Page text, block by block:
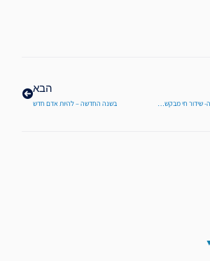
בְּמוֹצָאֵי מְנוּחָה קִדַּמְנוּךָ תְּחִלָּה- שידור חי מבקשת סליחות בישיבת הכתל
הבא
בשנה החדשה – להיות אדם חדש